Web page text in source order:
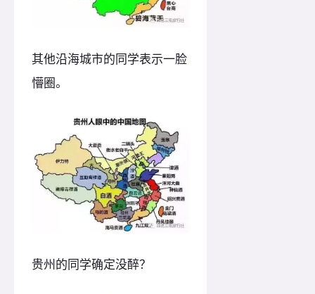
其他沿海城市的同学表示一脸
懵圈。
贵州的同学确定没醉？